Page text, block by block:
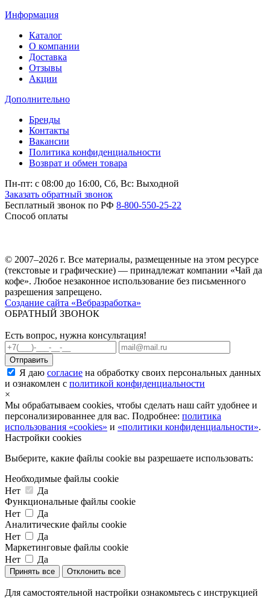
Информация
Каталог
О компании
Доставка
Отзывы
Акции
Дополнительно
Бренды
Контакты
Вакансии
Политика конфиденциальности
Возврат и обмен товара
Пн-пт: c 08:00 до 16:00, Сб, Вс: Выходной
Заказать обратный звонок
Бесплатный звонок по РФ 8-800-550-25-22
Способ оплаты
© 2007–2026 г. Все материалы, размещенные на этом ресурсе
(текстовые и графические) — принадлежат компании «Чай да
кофе». Любое незаконное использование без письменного
разрешения запрещено.
Создание сайта «Вебразработка»
ОБРАТНЫЙ ЗВОНОК
Есть вопрос, нужна консультация!
Я даю согласие на обработку своих персональных данных
и ознакомлен с политикой конфиденциальности
×
Мы обрабатываем cookies, чтобы сделать наш сайт удобнее и
персонализированнее для вас. Подробнее: политика
использования «cookies» и «политики конфиденциальности».
Настройки cookies
Выберите, какие файлы cookie вы разрешаете использовать:
Необходимые файлы cookie
Нет
Да
Функциональные файлы cookie
Нет
Да
Аналитические файлы cookie
Нет
Да
Маркетинговые файлы cookie
Нет
Да
Принять все Отклонить все
Для самостоятельной настройки ознакомьтесь с инструкцией